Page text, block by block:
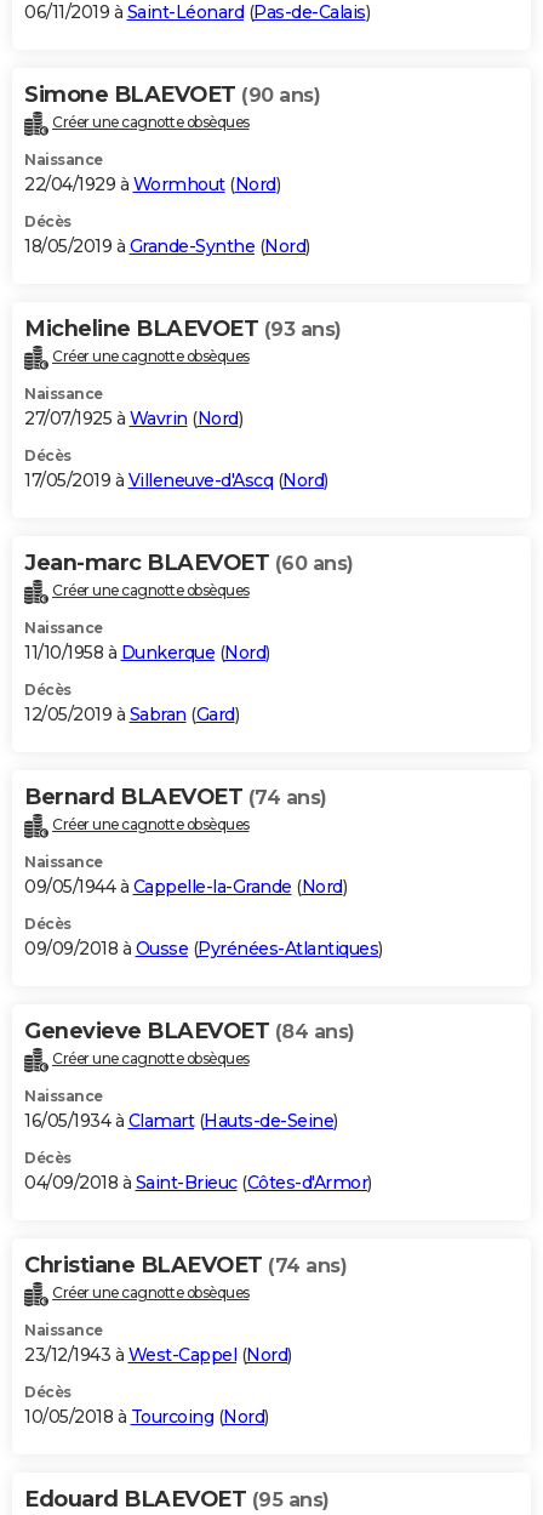
06/11/2019 à Saint-Léonard (Pas-de-Calais)
Simone BLAEVOET (90 ans)
Créer une cagnotte obsèques
Naissance
22/04/1929 à Wormhout(Nord)
Décès
18/05/2019 à Grande-Synthe (Nord)
Micheline BLAEVOET (93 ans)
Créer une cagnotte obsèques
Naissance
27/07/1925 à Wavrin (Nord)
Décès
17/05/2019 à Villeneuve-d'Ascq (Nord)
Jean-marc BLAEVOET (60 ans)
Créer une cagnotte obsèques
Naissance
11/10/1958 à Dunkerque (Nord)
Décès
12/05/2019 à Sabran (Gard)
Bernard BLAEVOET (74 ans)
Créer une cagnotte obsèques
Naissance
09/05/1944 à Cappelle-la-Grande (Nord)
Décès
09/09/2018 à Ousse (Pyrénées-Atlantiques)
Genevieve BLAEVOET (84 ans)
Créer une cagnotte obsèques
Naissance
16/05/1934 à Clamart(Hauts-de-Seine)
Décès
04/09/2018 à Saint-Brieuc(Côtes-d'Armor)
Christiane BLAEVOET (74 ans)
Créer une cagnotte obsèques
Naissance
23/12/1943 à West-Cappel (Nord)
Décès
10/05/2018 à Tourcoing (Nord)
Edouard BLAEVOET (95 ans)